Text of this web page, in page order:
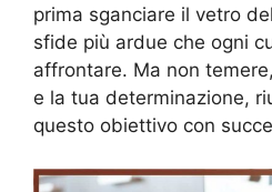
prima sganciare il vetro
sfide più ardue che ogni
affrontare. Ma non
e la tua determinazione,
questo obiettivo con